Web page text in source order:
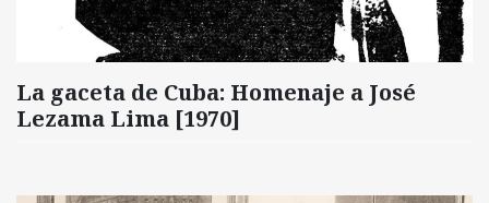
La gaceta de Cuba: Homenaje a José
Lezama Lima [1970]